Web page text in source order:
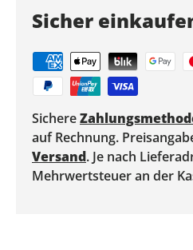
Sicher
Sichere
auf Rechnung.
Versand. Je nach
Mehrwertsteuer an der